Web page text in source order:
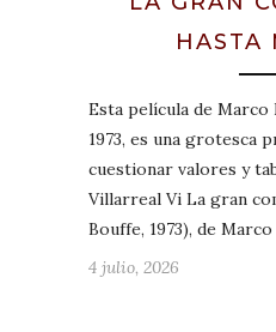
HASTA
Esta película de
1973, es una grotesca
cuestionar valores y
Villarreal Vi La gran
Bouffe, 1973), de
4 julio, 2026